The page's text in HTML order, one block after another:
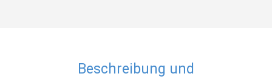
Beschreibung und